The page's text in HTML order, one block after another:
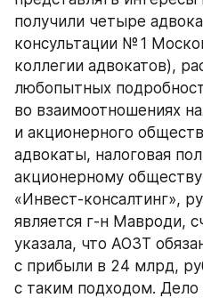
получили четыре
консультации № 1
коллегии адвокатов),
любопытных
во взаимоотношениях
и акционерного
адвокаты, налоговая
акционерному
«Инвест-консалтинг»,
является г-н Мавроди,
указала, что АОЗТ
с прибыли в 24 млрд,
с таким подходом. Дело